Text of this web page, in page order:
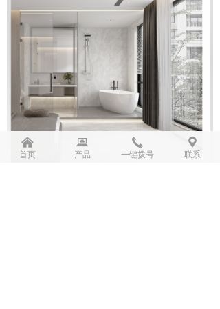
낀
首页
뀵
产品
끅
一键拨号
끇
联系